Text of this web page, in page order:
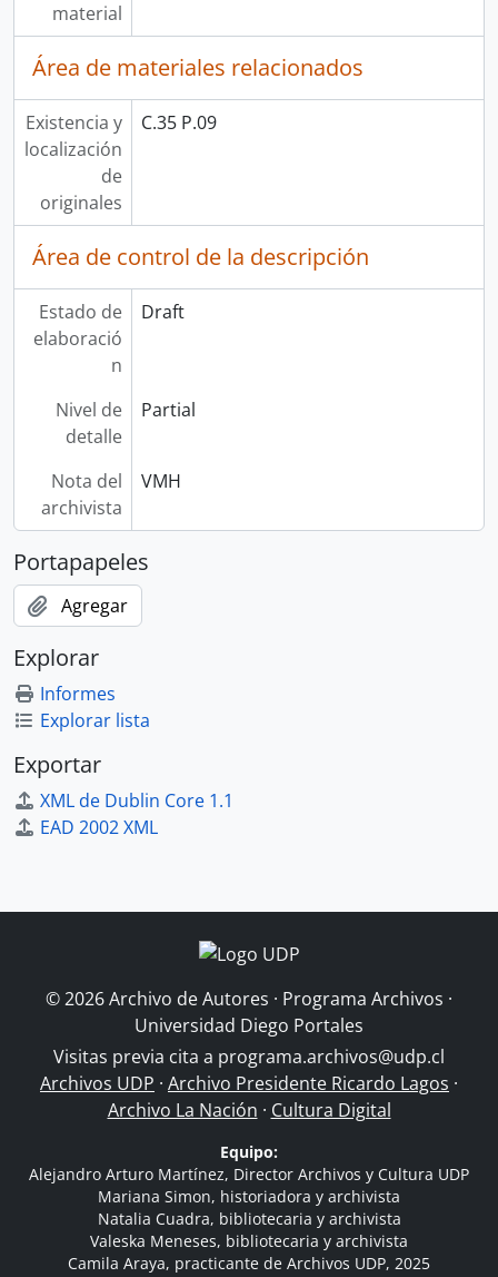
material
Área de materiales relacionados
Existencia y
localización
de
originales
C.35 P.09
Área de control de la descripción
Estado de
elaboració
n
Draft
Nivel de
detalle
Partial
Nota del
archivista
VMH
Portapapeles
Agregar
Explorar
Informes
Explorar lista
Exportar
XML de Dublin Core 1.1
EAD 2002 XML
© 2026 Archivo de Autores · Programa Archivos ·
Universidad Diego Portales
Visitas previa cita a programa.archivos@udp.cl
Archivos UDP · Archivo Presidente Ricardo Lagos ·
Archivo La Nación · Cultura Digital
Equipo:
Alejandro Arturo Martínez, Director Archivos y Cultura UDP
Mariana Simon, historiadora y archivista
Natalia Cuadra, bibliotecaria y archivista
Valeska Meneses, bibliotecaria y archivista
Camila Araya, practicante de Archivos UDP, 2025